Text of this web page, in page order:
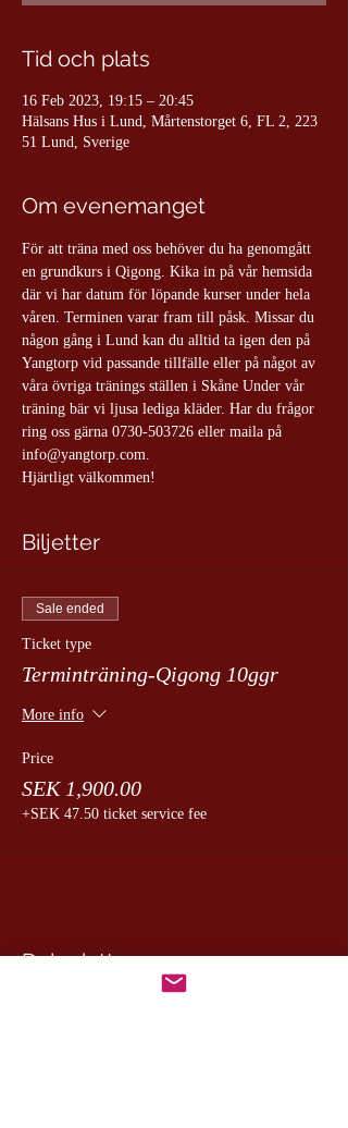
Tid och plats
16 Feb 2023, 19:15 – 20:45
Hälsans Hus i Lund, Mårtenstorget 6, FL 2, 223
51 Lund, Sverige
Om evenemanget
För att träna med oss behöver du ha genomgått
en grundkurs i Qigong. Kika in på vår hemsida
där vi har datum för löpande kurser under hela
våren. Terminen varar fram till påsk. Missar du
någon gång i Lund kan du alltid ta igen den på
Yangtorp vid passande tillfälle eller på något av
våra övriga tränings ställen i Skåne Under vår
träning bär vi ljusa lediga kläder. Har du frågor
ring oss gärna 0730-503726 eller maila på
info@yangtorp.com.
Hjärtligt välkommen!
Biljetter
Sale ended
Ticket type
Terminträning-Qigong 10ggr
More info
Price
SEK 1,900.00
+SEK 47.50 ticket service fee
Dela detta evenemang